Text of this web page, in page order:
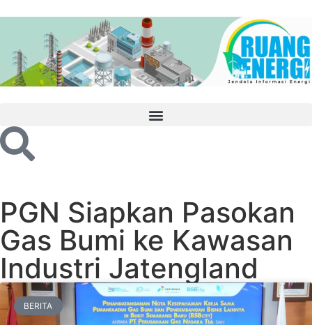
PGN Siapkan Pasokan
Gas Bumi ke Kawasan
Industri Jatengland
BERITA